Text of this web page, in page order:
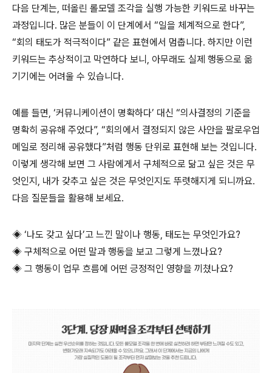
다음 단계는, 떠올린 롤모델 조각을 실행 가능한 키워드로 바꾸는
과정입니다. 많은 분들이 이 단계에서 “일을 체계적으로 한다”,
“회의 태도가 적극적이다” 같은 표현에서 멈춥니다. 하지만 이런
키워드는 추상적이고 막연하다 보니, 아무래도 실제 행동으로 옮
기기에는 어려울 수 있습니다.
예를 들면, ‘커뮤니케이션이 명확하다’ 대신 “의사결정의 기준을
명확히 공유해 주었다”, “회의에서 결정되지 않은 사안을 팔로우업
메일로 정리해 공유했다”처럼 행동 단위로 표현해 보는 것입니다.
이렇게 생각해 보면 그 사람에게서 구체적으로 닮고 싶은 것은 무
엇인지, 내가 갖추고 싶은 것은 무엇인지도 뚜렷해지게 되니까요.
다음 질문들을 활용해 보세요.
◈ ‘나도 갖고 싶다’고 느낀 말이나 행동, 태도는 무엇인가요?
◈ 구체적으로 어떤 말과 행동을 보고 그렇게 느꼈나요?
◈ 그 행동이 업무 흐름에 어떤 긍정적인 영향을 끼쳤나요?